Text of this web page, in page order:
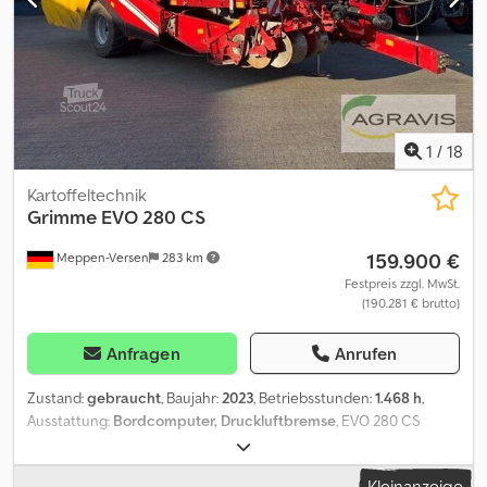
(0200) 3,0 kW Antrieb (0210) Sensoren zur
Geschwindigkeitsanpassung (0220) bei Endbefüllung (0230)
Betriebsanleitung bereits durch (0240) Einsatzland definiert
(0250) Frachtkosten
1 / 18
Meppen-Versen 283 km
Kartoffeltechnik
Grimme EVO 280 CS
159.900 €
Festpreis zzgl. MwSt.
(190.281 € brutto)
Anfragen Anrufen
Zustand:gebraucht, Baujahr:2023, Betriebsstunden:1.468 h,
Ausstattung: Bordcomputer, Druckluftbremse, EVO 280 CS
(0010) gebr.Grimme-Kartoffelvollernter Evo 280 (0020)
Vollständige EU-Typengenehmigung (0030) Comfort-Line (0040)